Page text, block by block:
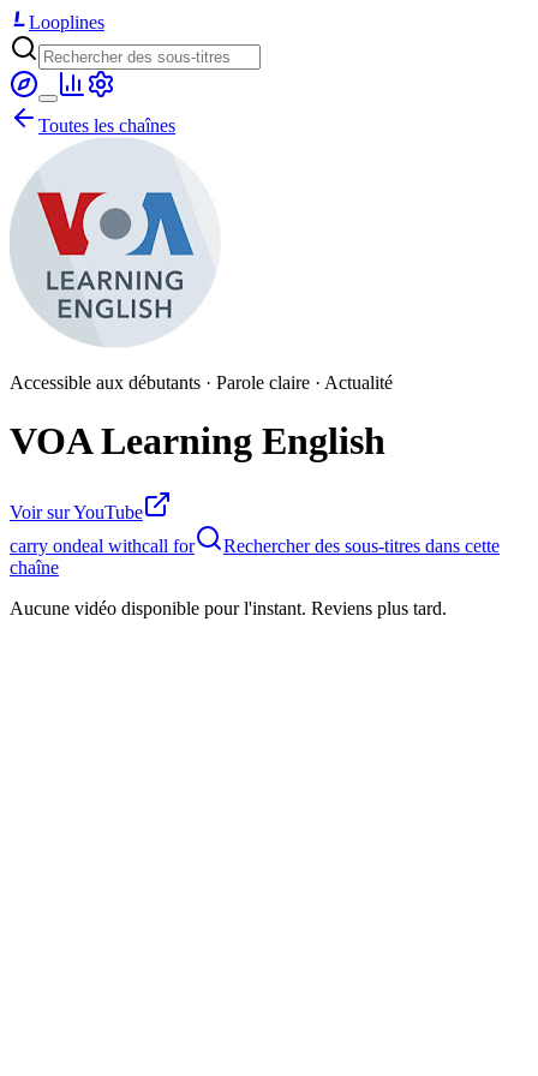
Looplines
Toutes les chaînes
Accessible aux débutants · Parole claire · Actualité
VOA Learning English
Voir sur YouTube
carry ondeal withcall for
Rechercher des sous-titres dans cette
chaîne
Aucune vidéo disponible pour l'instant. Reviens plus tard.